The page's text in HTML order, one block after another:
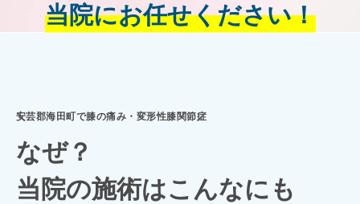
当院にお任せください！
安芸郡海田町で膝の痛み・変形性膝関節症
なぜ？
当院の施術はこんなにも